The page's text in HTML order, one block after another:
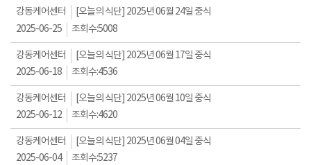
강동케어센터
[오늘의 식단] 2025년 06월 24일 중식
2025-06-25
조회수:5008
강동케어센터
[오늘의 식단] 2025년 06월 17일 중식
2025-06-18
조회수:4536
강동케어센터
[오늘의 식단] 2025년 06월 10일 중식
2025-06-12
조회수:4620
강동케어센터
[오늘의 식단] 2025년 06월 04일 중식
2025-06-04
조회수:5237